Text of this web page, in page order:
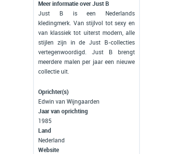
Meer informatie over Just B
Just B is een Nederlands
kledingmerk. Van stijlvol tot sexy en
van klassiek tot uiterst modern, alle
stijlen zijn in de Just B-collecties
vertegenwoordigd. Just B brengt
meerdere malen per jaar een nieuwe
collectie uit.
Oprichter(s)
Edwin van Wijngaarden
Jaar van oprichting
1985
Land
Nederland
Website